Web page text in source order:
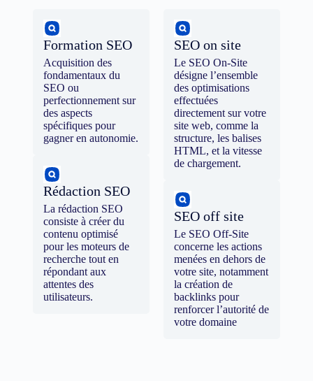
Formation SEO
Acquisition des
fondamentaux du
SEO ou
perfectionnement sur
des aspects
spécifiques pour
gagner en autonomie.
Rédaction SEO
La rédaction SEO
consiste à créer du
contenu optimisé
pour les moteurs de
recherche tout en
répondant aux
attentes des
utilisateurs.
SEO on site
Le SEO On-Site
désigne l’ensemble
des optimisations
effectuées
directement sur votre
site web, comme la
structure, les balises
HTML, et la vitesse
de chargement.
SEO off site
Le SEO Off-Site
concerne les actions
menées en dehors de
votre site, notamment
la création de
backlinks pour
renforcer l’autorité de
votre domaine